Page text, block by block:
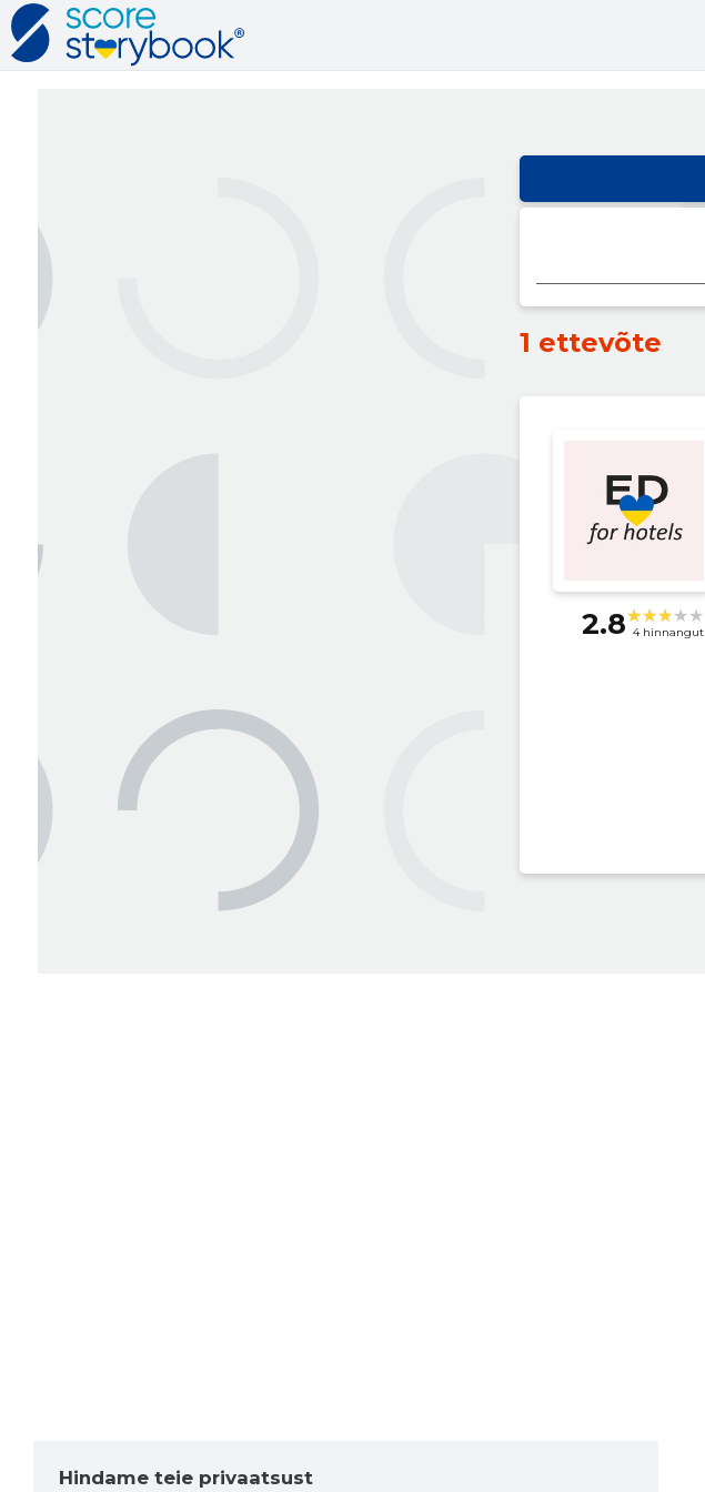
1 ettevõte
2.8 4 hinnangut
Hindame teie privaatsust